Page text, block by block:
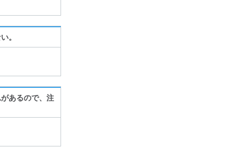
。
あるので、注